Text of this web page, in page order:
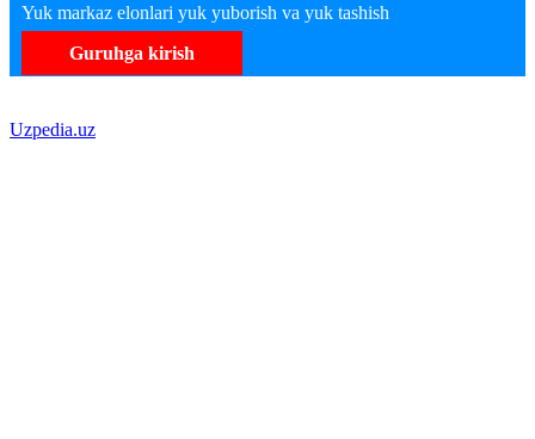
Yuk markaz elonlari yuk yuborish va yuk tashish
Guruhga kirish
Uzpedia.uz